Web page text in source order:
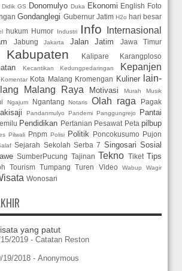
Didik GS Donomulyo Duka Ekonomi English Foto
Gondanglegi Gubernur Jatim H2o hari besar
hukum Humor Industri Info Internasional
Jabung Jakarta Jalan Jatim
Jawa Timur
Kabupaten Kalipare
Karangploso
Kecantikan Kedungpedaringan
Kepanjen
Komentar Kota Malang Kromengan Kuliner
lain-
Malang Raya Motivasi Murah Musik
Ngajum Ngantang Notaris Olah raga Pagak
Pandanmulyo Pandemi Panggungrejo Pantai
Pendidikan Pertanian Pesawat Peta pilbup
Pilwali Pnpm Polisi Politik Poncokusumo Pujon
Sejarah Sekolah Serba 7 Singosari Sosial
SumberPucung Tajinan Tekno Tiket Tips
Tourism Tumpang Turen Video Wabup Wagir
Wonosari
yang patut
2019 - Catatan Reston
19/2018 - Anonymous